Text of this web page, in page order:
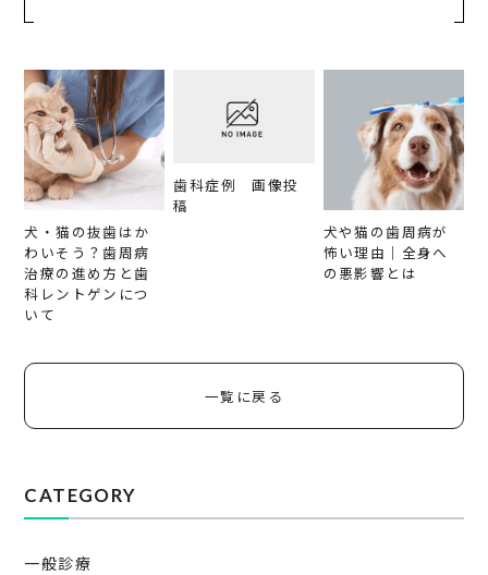
犬・猫の抜歯はか
わいそう？歯周病
治療の進め方と歯
科レントゲンにつ
いて
歯科症例 画像投
稿
犬や猫の歯周病が
怖い理由｜全身へ
の悪影響とは
一覧に戻る
CATEGORY
一般診療